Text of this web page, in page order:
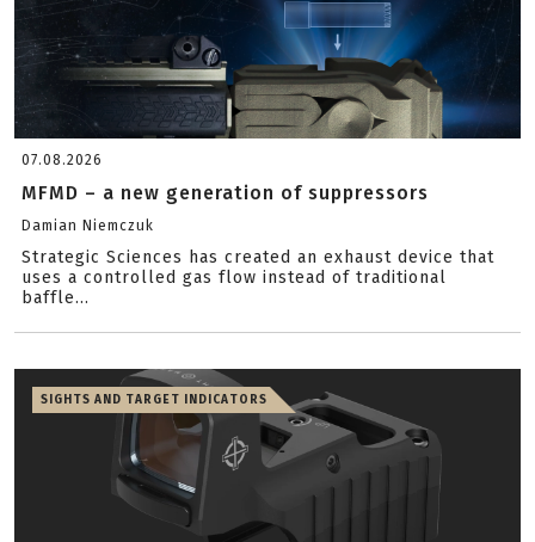
07.08.2026
MFMD – a new generation of suppressors
Damian Niemczuk
Strategic Sciences has created an exhaust device that
uses a controlled gas flow instead of traditional
baffle...
SIGHTS AND TARGET INDICATORS